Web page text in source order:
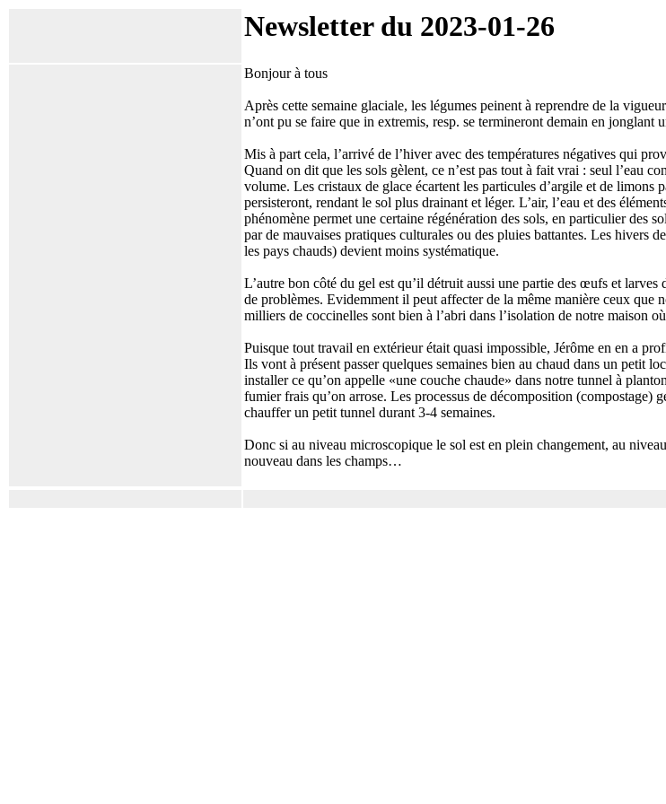
Newsletter du 2023-01-26
Bonjour à tous
Après cette semaine glaciale, les légumes peinent à reprendre de la
n’ont pu se faire que in extremis, resp. se termineront demain en jonglant
Mis à part cela, l’arrivé de l’hiver avec des températures négatives qui
Quand on dit que les sols gèlent, ce n’est pas tout à fait vrai : seul l’eau
volume. Les cristaux de glace écartent les particules d’argile et de limons
persisteront, rendant le sol plus drainant et léger. L’air, l’eau et des
phénomène permet une certaine régénération des sols, en particulier des
par de mauvaises pratiques culturales ou des pluies battantes. Les hivers
les pays chauds) devient moins systématique.
L’autre bon côté du gel est qu’il détruit aussi une partie des œufs et larves
de problèmes. Evidemment il peut affecter de la même manière ceux que
milliers de coccinelles sont bien à l’abri dans l’isolation de notre maison
Puisque tout travail en extérieur était quasi impossible, Jérôme en en a
Ils vont à présent passer quelques semaines bien au chaud dans un petit
installer ce qu’on appelle «une couche chaude» dans notre tunnel à
fumier frais qu’on arrose. Les processus de décomposition (compostage)
chauffer un petit tunnel durant 3-4 semaines.
Donc si au niveau microscopique le sol est en plein changement, au
nouveau dans les champs…